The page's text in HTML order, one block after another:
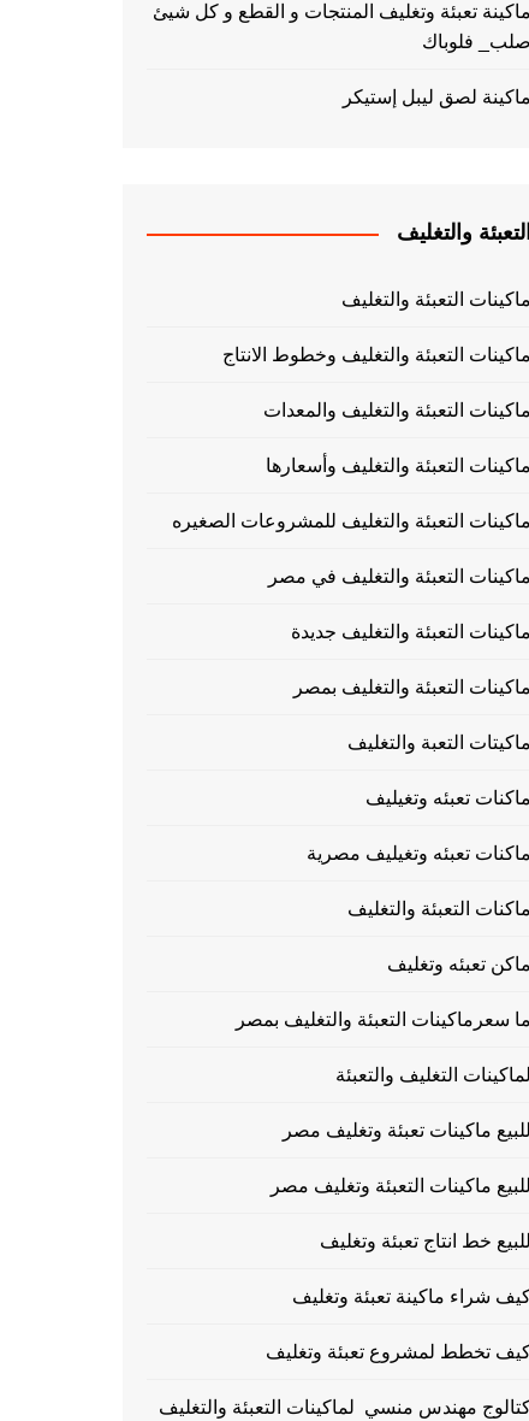
ماكينة تعبئة وتغليف المنتجات و القطع و كل شيئ
صلب_ فلوباك
ماكينة لصق ليبل إستيكر
التعبئة والتغليف
ماكينات التعبئة والتغليف
ماكينات التعبئة والتغليف وخطوط الانتاج
ماكينات التعبئة والتغليف والمعدات
ماكينات التعبئة والتغليف وأسعارها
ماكينات التعبئة والتغليف للمشروعات الصغيره
ماكينات التعبئة والتغليف في مصر
ماكينات التعبئة والتغليف جديدة
ماكينات التعبئة والتغليف بمصر
ماكيتات التعبة والتغليف
ماكنات تعبئه وتغيليف
ماكنات تعبئه وتغيليف مصرية
ماكنات التعبئة والتغليف
ماكن تعبئه وتغليف
ما سعرماكينات التعبئة والتغليف بمصر
لماكينات التغليف والتعبئة
للبيع ماكينات تعبئة وتغليف مصر
للبيع ماكينات التعبئة وتغليف مصر
للبيع خط انتاج تعبئة وتغليف
شراء ماكينة تعبئة وتغليف
تخطط لمشروع تعبئة وتغليف
مهندس منسي لماكينات التعبئة والتغليف